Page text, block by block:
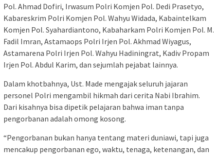
Pol. Ahmad Dofiri, Irwasum Polri Komjen Pol. Dedi Prasetyo,
Kabareskrim Polri Komjen Pol. Wahyu Widada, Kabaintelkam
Komjen Pol. Syahardiantono, Kabaharkam Polri Komjen Pol. M.
Fadil Imran, Astamaops Polri Irjen Pol. Akhmad Wiyagus,
Astamarena Polri Irjen Pol. Wahyu Hadiningrat, Kadiv Propam
Irjen Pol. Abdul Karim, dan sejumlah pejabat lainnya.
Dalam khotbahnya, Ust. Made mengajak seluruh jajaran
personel Polri mengambil hikmah dari cerita Nabi Ibrahim.
Dari kisahnya bisa dipetik pelajaran bahwa iman tanpa
pengorbanan adalah omong kosong.
“Pengorbanan bukan hanya tentang materi duniawi, tapi juga
mencakup pengorbanan ego, waktu, tenaga, ketenangan, dan